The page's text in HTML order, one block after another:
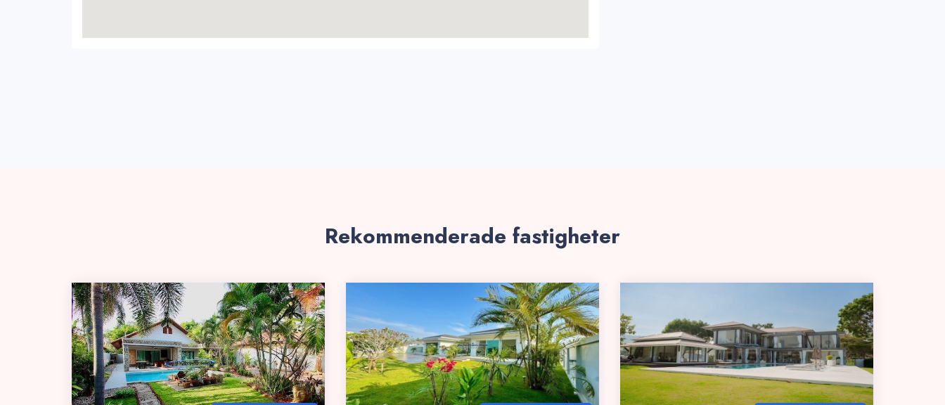
Rekommenderade fastigheter